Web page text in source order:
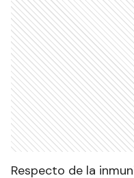
Respecto de la